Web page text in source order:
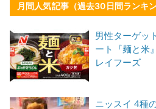
月間人気記事（過去30日間ランキン
男性ターゲッ
ート『麺と米
レイフーズ
ニッスイ 4種